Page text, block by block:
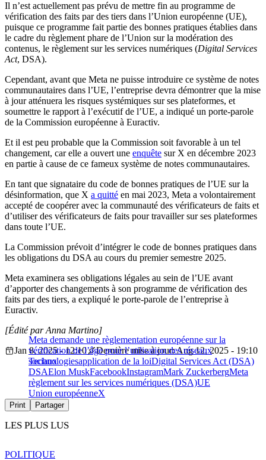
Il n’est actuellement pas prévu de mettre fin au programme de
vérification des faits par des tiers dans l’Union européenne (UE),
puisque ce programme fait partie des bonnes pratiques établies dans
le cadre du règlement phare de l’Union sur la modération des
contenus, le règlement sur les services numériques (Digital Services
Act, DSA).
Cependant, avant que Meta ne puisse introduire ce système de notes
communautaires dans l’UE, l’entreprise devra démontrer que la mise
à jour atténuera les risques systémiques sur ses plateformes, et
soumettre le rapport à l’exécutif de l’UE, a indiqué un porte-parole
de la Commission européenne à Euractiv.
Et il est peu probable que la Commission soit favorable à un tel
changement, car elle a ouvert une enquête sur X en décembre 2023
en partie à cause de ce fameux système de notes communautaires.
En tant que signataire du code de bonnes pratiques de l’UE sur la
désinformation, que X a quitté en mai 2023, Meta a volontairement
accepté de coopérer avec la communauté des vérificateurs de faits et
d’utiliser des vérificateurs de faits pour travailler sur ses plateformes
dans toute l’UE.
La Commission prévoit d’intégrer le code de bonnes pratiques dans
les obligations du DSA au cours du premier semestre 2025.
Meta examinera ses obligations légales au sein de l’UE avant
d’apporter des changements à son programme de vérification des
faits par des tiers, a expliqué le porte-parole de l’entreprise à
Euractiv.
Meta demande une règlementation européenne sur la
vérification de l’âge pour l’utilisation des réseaux
sociaux
[Édité par Anna Martino]
Jan 8, 2025 - 12:10
Dernière mise à jour: Aug 12, 2025 - 19:10
Technologiesapplication de la loiDigital Services Act (DSA)
DSAElon MuskFacebookInstagramMark ZuckerbergMeta
règlement sur les services numériques (DSA)UE
Union européenneX
Print Partager
LES PLUS LUS
POLITIQUE